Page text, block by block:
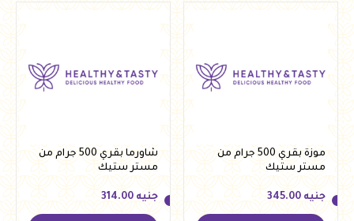
موزة بقري 500 جرام من
مستر ستيك
جنيه 345.00
شاورما بقري 500 جرام من
مستر ستيك
جنيه 314.00